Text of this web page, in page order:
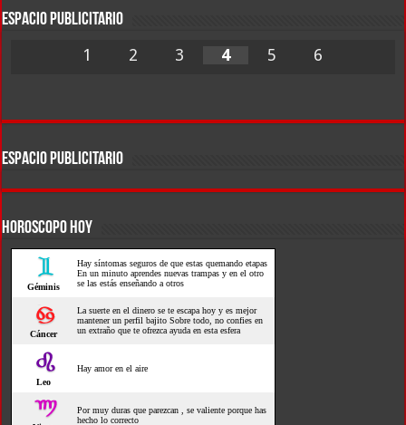
ESPACIO PUBLICITARIO
1 2 3 4 5 6
ESPACIO PUBLICITARIO
HOROSCOPO HOY